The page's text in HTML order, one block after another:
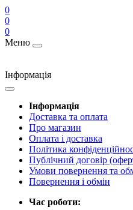
0
0
0
Меню
Інформація
Інформація
Доставка та оплата
Про магазин
Оплата і доставка
Політика
Публічний договір
Умови повернення та
Повернення і обмін
Час роботи: